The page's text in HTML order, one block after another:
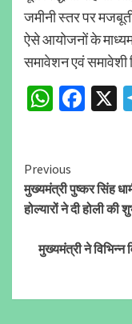
जमीनी स्तर पर
ऐसे आयोजनों के माध्यम
समावेशन एवं समावेशी
Continue
Reading
Previous
मुख्यमंत्री पुष्कर सिंह
होल्यारों ने दी होली की
मुख्यमंत्री ने